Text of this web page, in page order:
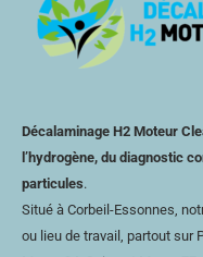
Décalaminage H2 Moteur
l’hydrogène, du diagnostic
particules.
Situé à Corbeil-Essonnes,
ou lieu de travail, partout sur